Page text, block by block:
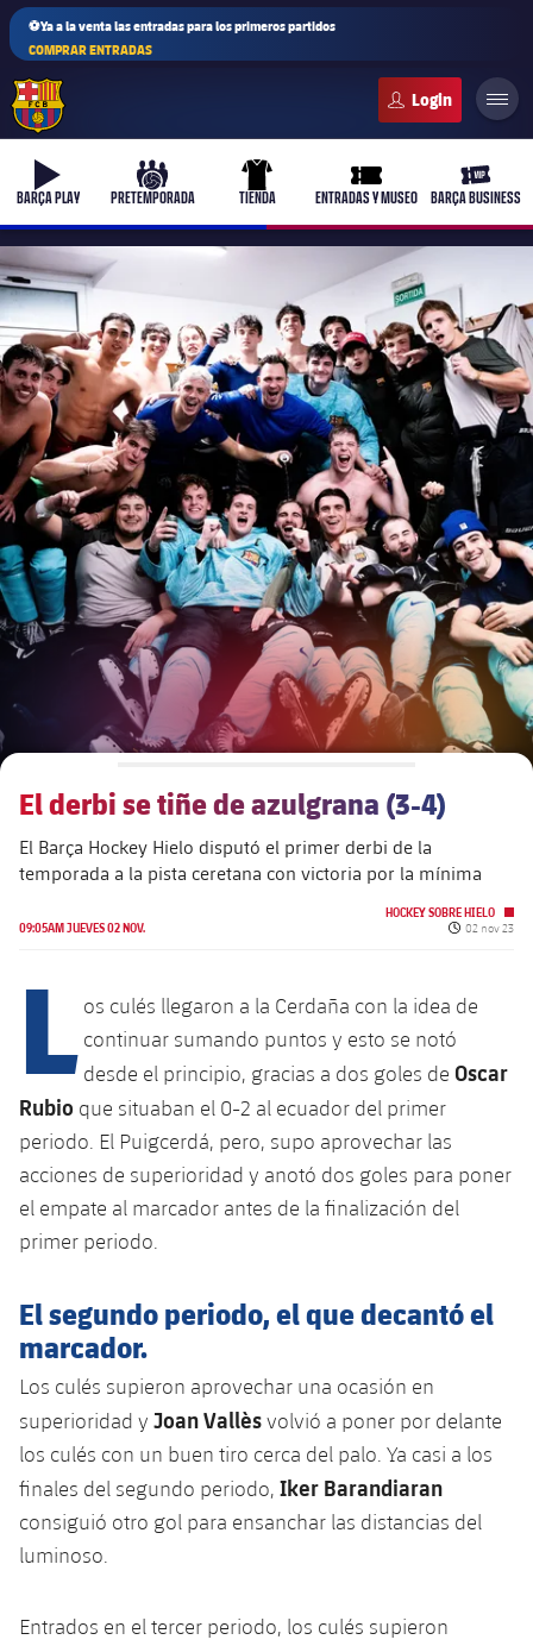
⚽Ya a la venta las entradas para los primeros partidos
COMPRAR ENTRADAS
b-play
BARÇA PLAY
culers-ball
PRETEMPORADA
uniform
TIENDA
ticket-full
ENTRADAS Y MUSEO
ticket-
BARÇA BUSINESS
plusicon
más
Junta Directiva
Estructura ejecutiva
chevron-right
label.aria.chevronright
Órganos
chevron-right
label.aria.chevronright
chevron-right
label.aria.chevronright
chevron-right
label.aria.chevronright
plusicon
más
Barça Academy
Más que un club
Masia 360
La Masia
plusicon
más
Década a década
Presidentes
Jugadores de leyenda
Centro de documentación
plusicon
más
Instalaciones
Palau Blaugrana
Estadi Johan Cruyff
Barça Cafe
Ciutat Esportiva
plusicon
más
plusicon
más
Acreditaciones
El derbi se tiñe de azulgrana (3-4)
El Barça Hockey Hielo disputó el primer derbi de la
temporada a la pista ceretana con victoria por la mínima
09:05AM JUEVES 02 NOV.
HOCKEY SOBRE HIELO
Fecha de
02 nov 23
L os culés llegaron a la Cerdaña con la idea de
continuar sumando puntos y esto se notó
desde el principio, gracias a dos goles de Oscar
Rubio que situaban el 0-2 al ecuador del primer
periodo. El Puigcerdá, pero, supo aprovechar las
acciones de superioridad y anotó dos goles para poner
el empate al marcador antes de la finalización del
primer periodo.
El segundo periodo, el que decantó el
marcador.
Los culés supieron aprovechar una ocasión en
superioridad y Joan Vallèsvolvió a poner por delante
los culés con un buen tiro cerca del palo. Ya casi a los
finales del segundo periodo, Iker Barandiaran
consiguió otro gol para ensanchar las distancias del
luminoso.
Entrados en el tercer periodo, los culés supieron